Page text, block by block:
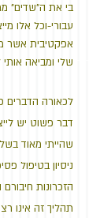
בי את ה"שדים"
עבורי-וכל אלו
אפקטיבית אשר
שלי ומביאה
לכאורה הדברים
דבר פשוט יש
שהייתי מאוד
ניסיון בטיפול
הזכרונות
תהליך זה אינו